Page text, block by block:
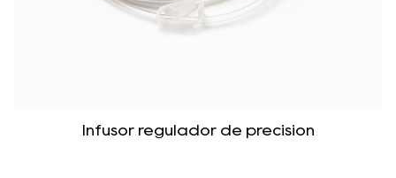
Infusor regulador de precisión